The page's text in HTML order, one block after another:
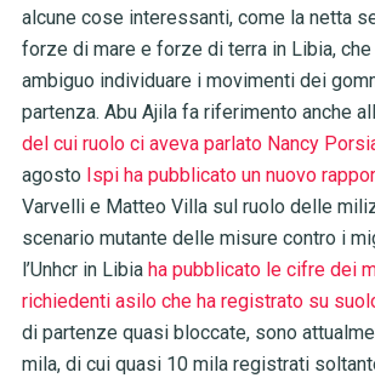
alcune cose interessanti, come la netta
forze di mare e forze di terra in Libia,
ambiguo individuare i movimenti dei
partenza. Abu Ajila fa riferimento anche
del cui ruolo ci aveva parlato Nancy
agosto Ispi ha pubblicato un nuovo
Varvelli e Matteo Villa sul ruolo delle
scenario mutante delle misure contro i
l’Unhcr in Libia ha pubblicato le cifre dei
richiedenti asilo che ha registrato su
di partenze quasi bloccate, sono
mila, di cui quasi 10 mila registrati